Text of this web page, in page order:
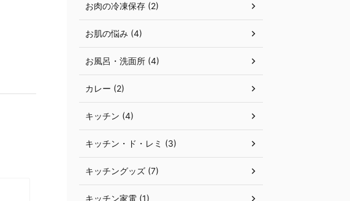
お肉の冷凍保存 (2)
お肌の悩み (4)
お風呂・洗面所 (4)
カレー (2)
キッチン (4)
キッチン・ド・レミ (3)
キッチングッズ (7)
キッチン家電 (1)